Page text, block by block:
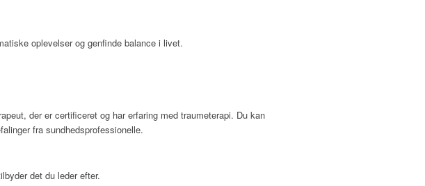
oplevelser og genfinde balance i livet.
der er certificeret og har erfaring med traumeterapi. Du kan
fra sundhedsprofessionelle.
det du leder efter.